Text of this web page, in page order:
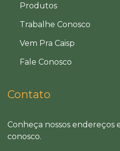
Produtos
Trabalhe Conosco
Vem Pra Caisp
Fale Conosco
Contato
Conheça nossos
conosco.